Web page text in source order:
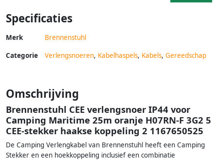
Specificaties
Merk Brennenstuhl
Categorie Verlengsnoeren, Kabelhaspels, Kabels, Gereedschap
Omschrijving
Brennenstuhl CEE verlengsnoer IP44 voor
Camping Maritime 25m oranje H07RN-F 3G2 5
CEE-stekker haakse koppeling 2 1167650525
De Camping Verlengkabel van Brennenstuhl heeft een Camping
Stekker en een hoekkoppeling inclusief een combinatie